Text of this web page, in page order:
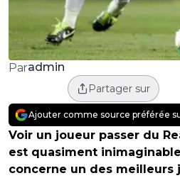
Paradmin
Partager sur
Ajouter comme source préférée
Voir un joueur passer du
est quasiment
concerne un des meilleurs